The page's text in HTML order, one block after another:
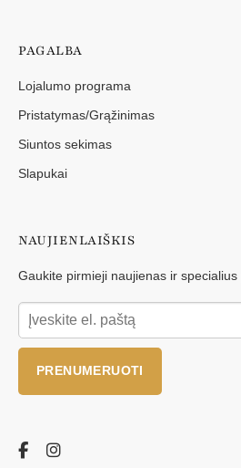
PAGALBA
Lojalumo programa
Pristatymas/Grąžinimas
Siuntos sekimas
Slapukai
NAUJIENLAIŠKIS
Gaukite pirmieji naujienas ir
PRENUMERUOTI